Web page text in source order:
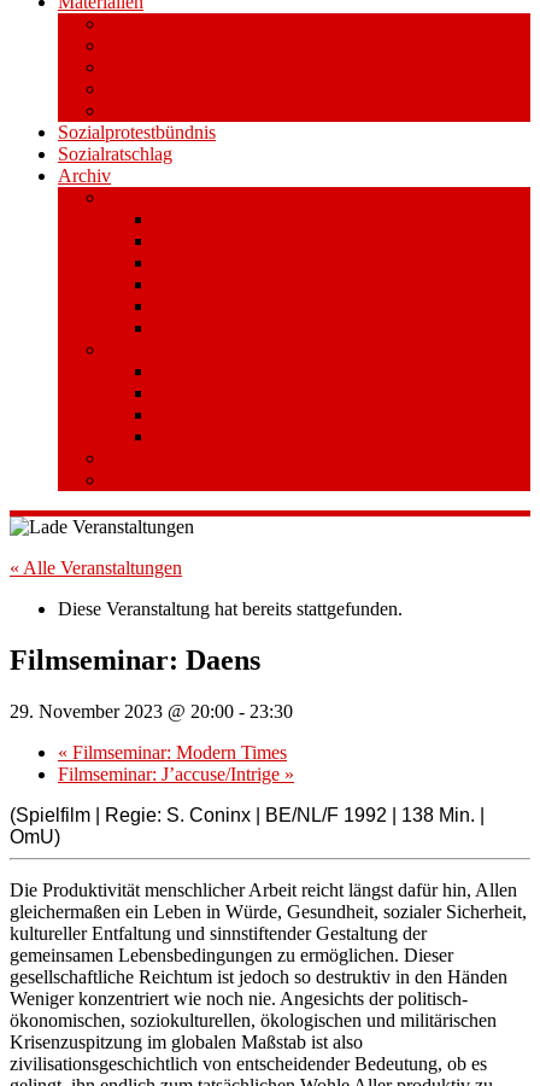
Sozialprotestbündnis
Sozialratschlag
Archiv
« Alle Veranstaltungen
Diese Veranstaltung hat bereits stattgefunden.
Filmseminar: Daens
29. November 2023 @ 20:00 - 23:30
« Filmseminar: Modern Times
Filmseminar: J’accuse/Intrige »
(Spielfilm | Regie: S. Coninx | BE/NL/F 1992 | 138 Min. |
OmU)
Die Produktivität menschlicher Arbeit reicht längst dafür hin, Allen
gleichermaßen ein Leben in Würde, Gesundheit, sozialer Sicherheit,
kultureller Entfaltung und sinnstiftender Gestaltung der
gemeinsamen Lebensbedingungen zu ermöglichen. Dieser
gesellschaftliche Reichtum ist jedoch so destruktiv in den Händen
Weniger konzentriert wie noch nie. Angesichts der politisch-
ökonomischen, soziokulturellen, ökologischen und militärischen
Krisenzuspitzung im globalen Maßstab ist also
zivilisationsgeschichtlich von entscheidender Bedeutung, ob es